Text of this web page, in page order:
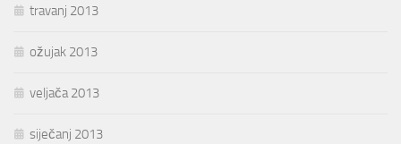
travanj 2013
ožujak 2013
veljača 2013
siječanj 2013